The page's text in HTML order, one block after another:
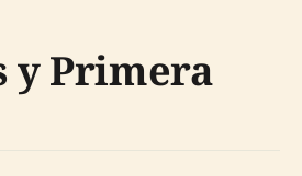
y Primera